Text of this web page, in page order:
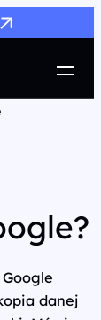
danej